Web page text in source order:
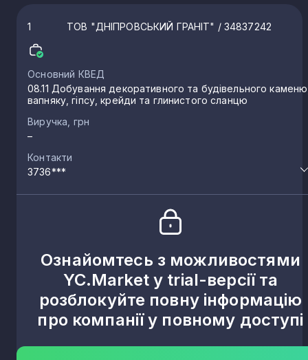
1 ТОВ "ДНІПРОВСЬКИЙ ГРАНІТ" / 34837242
Основний КВЕД
08.11 Добування декоративного та будівельного
вапняку, гіпсу, крейди та глинистого сланцю
Виручка, грн
–
Контакти
3736***
Ознайомтесь з можливостями
YC.Market у trial-версії та
розблокуйте повну інформацію
про компанії у повному доступі